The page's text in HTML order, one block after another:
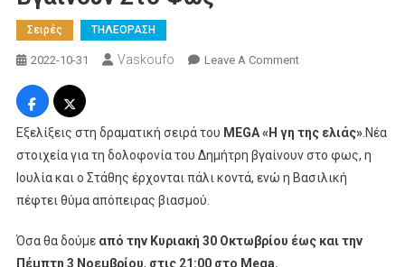
Σειρές ΤΗΛΕΟΡΑΣΗ
2022-10-31 Vaskoufo Leave A CommentOn
Ελιάς»:
Νέα
Στοιχεία
Δολοφονία
Eξελίξεις στη δραματική σειρά του MEGA«Η γη της ελιάς».Νέα
στοιχεία για τη δολοφονία του Δημήτρη βγαίνουν στο φως, η
Ιουλία και ο Στάθης έρχονται πάλι κοντά, ενώ η Βασιλική
πέφτει θύμα απόπειρας βιασμού.
Όσα θα δούμε από την Κυριακή 30 Οκτωβρίου έως και την
Πέμπτη 3 Νοεμβρίου, στις 21:00 στο Mega.